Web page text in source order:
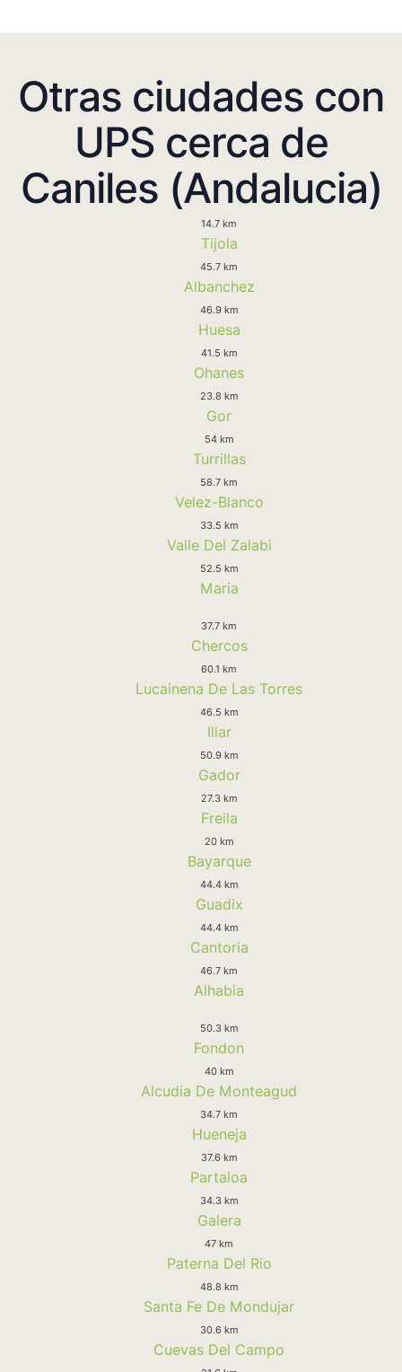
Otras ciudades con
UPS cerca de
Caniles (Andalucia)
14.7 km
Tijola
45.7 km
Albanchez
46.9 km
Huesa
41.5 km
Ohanes
23.8 km
Gor
54 km
Turrillas
58.7 km
Velez-Blanco
33.5 km
Valle Del Zalabi
52.5 km
Maria
37.7 km
Chercos
60.1 km
Lucainena De Las Torres
46.5 km
Illar
50.9 km
Gador
27.3 km
Freila
20 km
Bayarque
44.4 km
Guadix
44.4 km
Cantoria
46.7 km
Alhabia
50.3 km
Fondon
40 km
Alcudia De Monteagud
34.7 km
Hueneja
37.6 km
Partaloa
34.3 km
Galera
47 km
Paterna Del Rio
48.8 km
Santa Fe De Mondujar
30.6 km
Cuevas Del Campo